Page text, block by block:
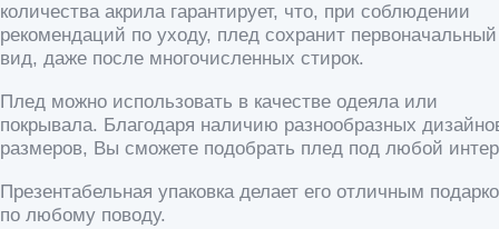
количества акрила гарантирует, что, при соблюдении
рекомендаций по уходу, плед сохранит первоначальный
вид, даже после многочисленных стирок.
Плед можно использовать в качестве одеяла или
покрывала. Благодаря наличию разнообразных
размеров, Вы сможете подобрать плед под любой
Презентабельная упаковка делает его отличным
по любому поводу.